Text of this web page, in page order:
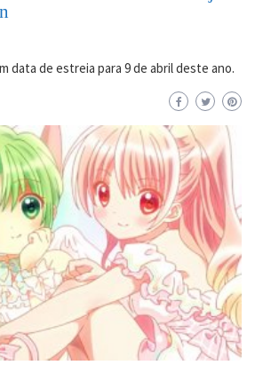
data de estreia para 9 de abril deste ano.